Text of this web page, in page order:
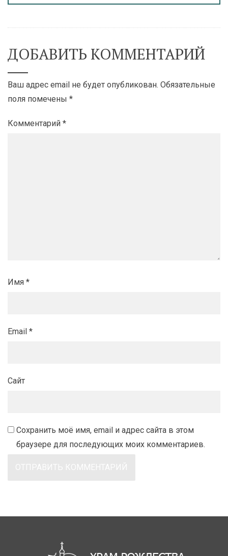
ДОБАВИТЬ КОММЕНТАРИЙ
Ваш адрес email не будет опубликован. Обязательные
поля помечены *
Комментарий *
Имя *
Email *
Сайт
Сохранить моё имя, email и адрес сайта в этом
браузере для последующих моих комментариев.